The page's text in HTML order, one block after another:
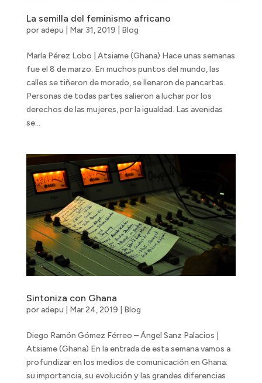
La semilla del feminismo africano
poradepu Mar 31, 2019 Blog
María Pérez Lobo | Atsiame (Ghana) Hace unas semanas
fue el 8 de marzo. En muchos puntos del mundo, las
calles se tiñeron de morado, se llenaron de pancartas.
Personas de todas partes salieron a luchar por los
derechos de las mujeres, por la igualdad. Las avenidas
se...
Sintoniza con Ghana
poradepu Mar 24, 2019 Blog
Diego Ramón Gómez Férreo – Ángel Sanz Palacios |
Atsiame (Ghana) En la entrada de esta semana vamos a
profundizar en los medios de comunicación en Ghana:
su importancia, su evolución y las grandes diferencias